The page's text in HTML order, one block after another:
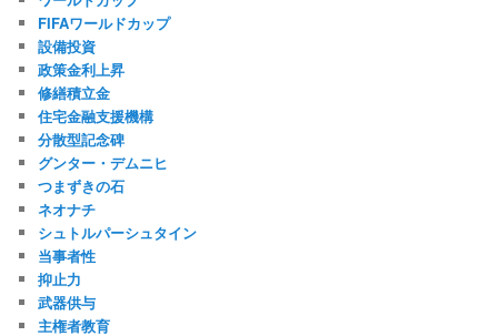
FIFAワールドカップ
設備投資
政策金利上昇
修繕積立金
住宅金融支援機構
分散型記念碑
グンター・デムニヒ
つまずきの石
ネオナチ
シュトルパーシュタイン
当事者性
抑止力
武器供与
主権者教育